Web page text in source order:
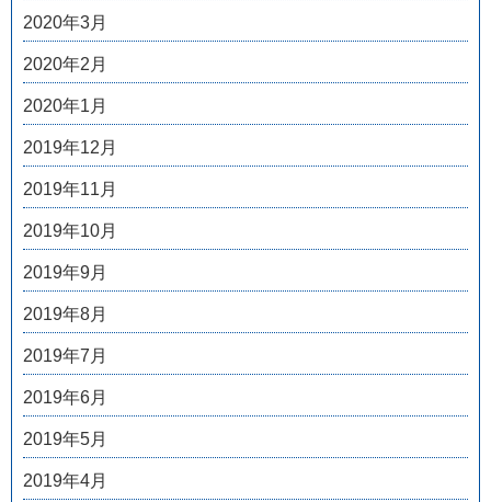
2020年3月
2020年2月
2020年1月
2019年12月
2019年11月
2019年10月
2019年9月
2019年8月
2019年7月
2019年6月
2019年5月
2019年4月